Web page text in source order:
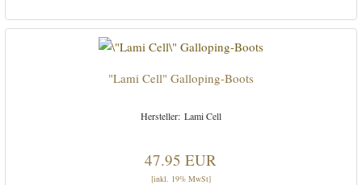
"Lami Cell" Galloping-Boots
Lami Cell
47.95 EUR
[inkl. 19% MwSt]